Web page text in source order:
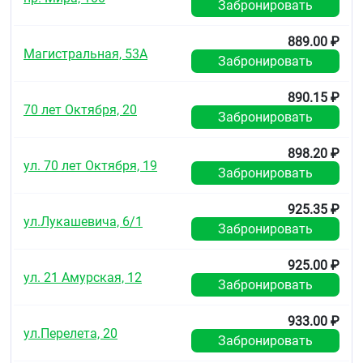
продолжительность гриппа. Также
обладают высоким профилем безопасности и
могут применяться людьми всех возрастов,
включая младенцев и детей.
обезболивающее, противовоспалительное,
эпителизирующее, желчегонное действие,
стимулируют пищеварение и ферментативную
активность желудочно-кишечного тракта.
Витамин С(аскорбиновая кислота)
организма, защищает ребенка от бактерий,
вирусов, инфекций тормозит развитие
аллергических реакций, укрепляет
свободных радикалов.
Витамин Е(токоферол) необходим для
нормализации внутренней среды организма,
что имеет важное значение в профилактике
заболеваний. Увеличивает защитные силы
организма и стабилизирует работу
Забронировать
Магистральная, 53А
889.00 ₽
Забронировать
70 лет Октября, 20
890.15 ₽
Забронировать
ул. 70 лет Октября, 19
898.20 ₽
Забронировать
ул.Лукашевича, 6/1
925.35 ₽
Забронировать
ул. 21 Амурская, 12
925.00 ₽
Забронировать
ул.Перелета, 20
933.00 ₽
Забронировать